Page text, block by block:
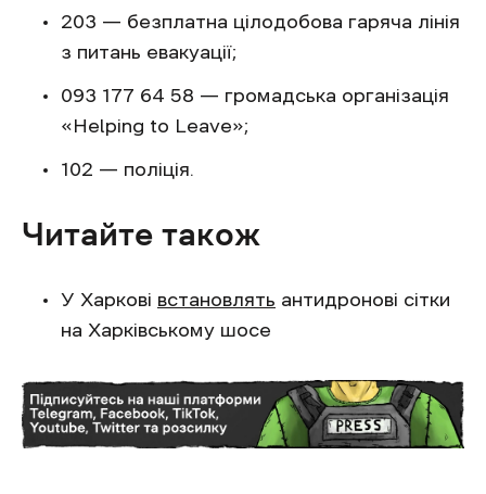
203 — безплатна цілодобова гаряча лінія
з питань евакуації;
093 177 64 58 — громадська організація
«Helping to Leave»;
102 — поліція.
Читайте також
У Харкові встановлять антидронові сітки
на Харківському шосе